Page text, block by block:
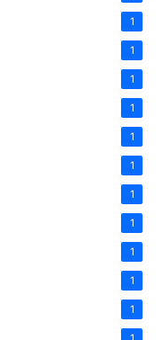
1
1
1
1
1
1
1
1
1
1
1